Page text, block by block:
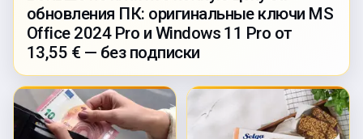
обновления ПК: оригинальные ключи MS
Office 2024 Pro и Windows 11 Pro от
13,55 € — без подписки